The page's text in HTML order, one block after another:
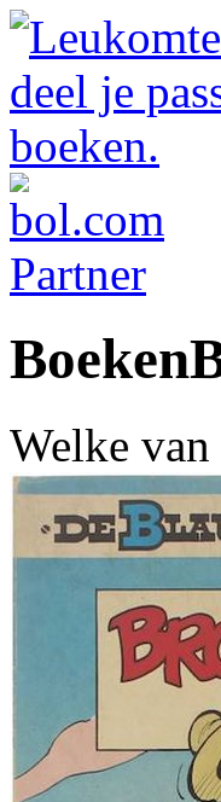
Welke